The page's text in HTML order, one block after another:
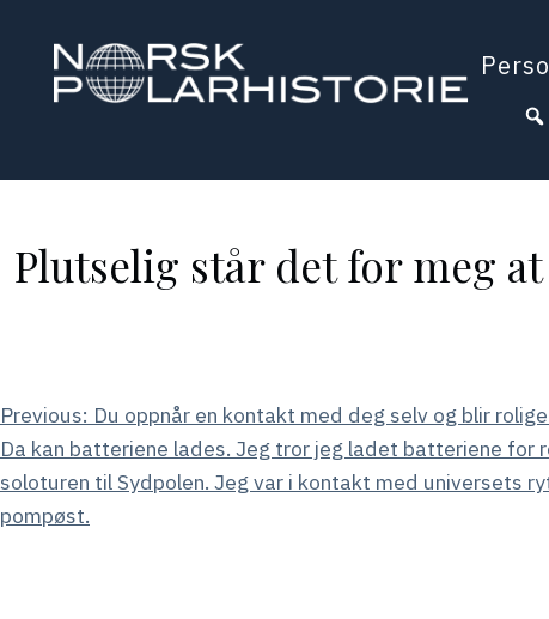
hovedinnholdet
Plutselig står det for meg
Innleggsnavigasjon
Previous: Du oppnår en kontakt med deg selv og blir
Da kan batteriene lades. Jeg tror jeg ladet batteriene for
soloturen til Sydpolen. Jeg var i kontakt med universets
pompøst.